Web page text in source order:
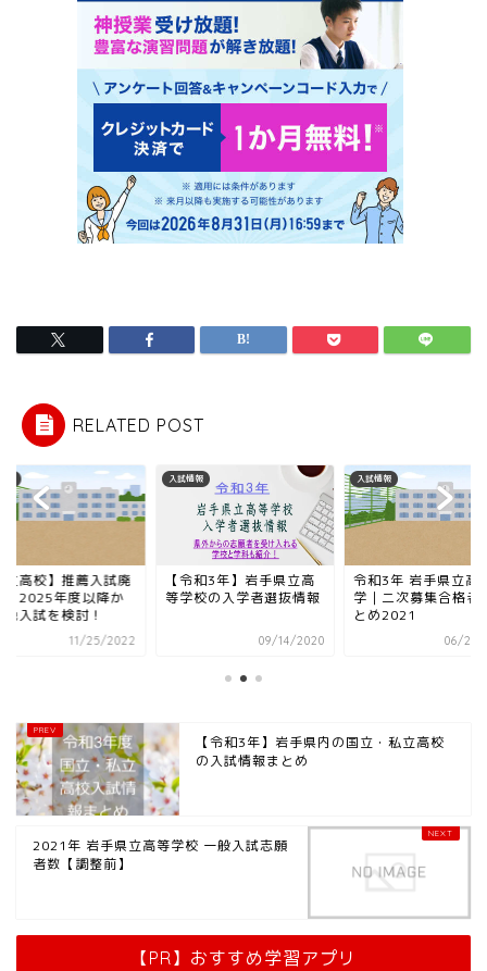
RELATED POST
立高校】推薦入試廃
？2025年度以降か
入試を検討！
11/25/2022
入試情報
【令和3年】岩手県立高
等学校の入学者選抜情報
09/14/2020
入試情報
令和3年 岩手県立高
学｜二次募集合格者
とめ2021
06/22/
【令和3年】岩手県内の国立・私立高校
の入試情報まとめ
2021年 岩手県立高等学校 一般入試志願
者数【調整前】
【PR】おすすめ学習アプリ